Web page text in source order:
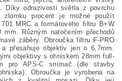
Díky odrazivosti světla z povrchu
zlomku procent je možné použít
MRC a formátového filtru B+W
Různým natočením přechodů
záběry. Obroučka filtru F-PRO
přesahuje objektiv jen o 6,7mm.
objektivy s ohniskem 28mm full-
pro APS-C snímač (dle stavby
Obroučka je vyrobena na